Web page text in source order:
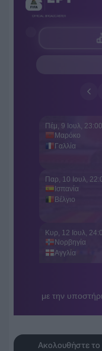
Ακολουθήστε το